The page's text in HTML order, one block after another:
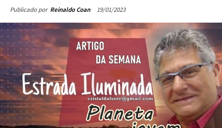
Publicado por Reinaldo Coan 19/01/2023